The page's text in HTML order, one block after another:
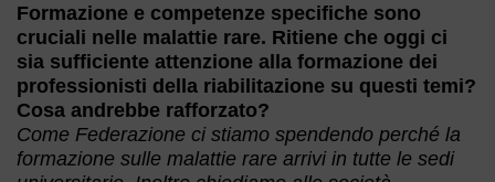
Formazione e competenze specifiche sono
cruciali nelle malattie rare. Ritiene che oggi ci
sia sufficiente attenzione alla formazione dei
professionisti della riabilitazione su questi temi?
Cosa andrebbe rafforzato?
Come Federazione ci stiamo spendendo perché la
formazione sulle malattie rare arrivi in tutte le sedi